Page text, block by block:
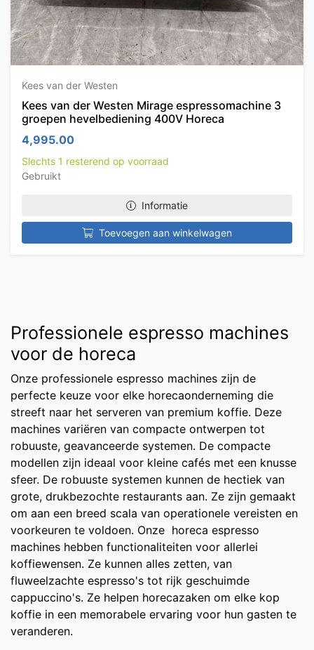
Kees van der Westen
Kees van der Westen Mirage espressomachine 3
groepen hevelbediening 400V Horeca
4,995.00
Slechts 1 resterend op voorraad
Gebruikt
Informatie
Toevoegen aan winkelwagen
Professionele espresso machines
voor de horeca
Onze professionele espresso machines zijn de
perfecte keuze voor elke horecaonderneming die
streeft naar het serveren van premium koffie. Deze
machines variëren van compacte ontwerpen tot
robuuste, geavanceerde systemen. De compacte
modellen zijn ideaal voor kleine cafés met een knusse
sfeer. De robuuste systemen kunnen de hectiek van
grote, drukbezochte restaurants aan. Ze zijn gemaakt
om aan een breed scala van operationele vereisten en
voorkeuren te voldoen. Onze horeca espresso
machines hebben functionaliteiten voor allerlei
koffiewensen. Ze kunnen alles zetten, van
fluweelzachte espresso's tot rijk geschuimde
cappuccino's. Ze helpen horecazaken om elke kop
koffie in een memorabele ervaring voor hun gasten te
veranderen.